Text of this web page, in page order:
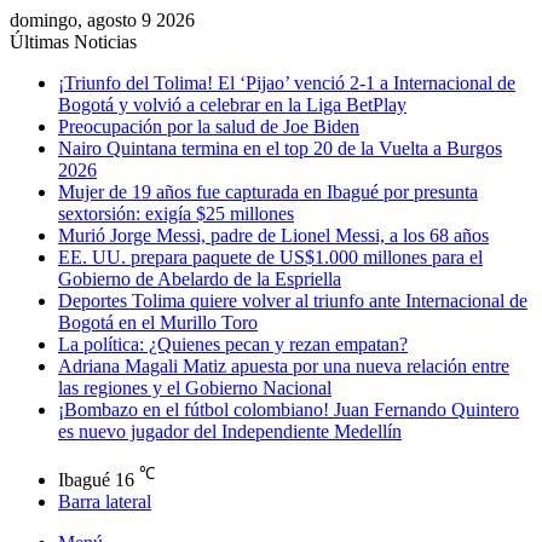
domingo, agosto 9 2026
Últimas Noticias
¡Triunfo del Tolima! El ‘Pijao’ venció 2-1 a Internacional de
Bogotá y volvió a celebrar en la Liga BetPlay
Preocupación por la salud de Joe Biden
Nairo Quintana termina en el top 20 de la Vuelta a Burgos
2026
Mujer de 19 años fue capturada en Ibagué por presunta
sextorsión: exigía $25 millones
Murió Jorge Messi, padre de Lionel Messi, a los 68 años
EE. UU. prepara paquete de US$1.000 millones para el
Gobierno de Abelardo de la Espriella
Deportes Tolima quiere volver al triunfo ante Internacional de
Bogotá en el Murillo Toro
La política: ¿Quienes pecan y rezan empatan?
Adriana Magali Matiz apuesta por una nueva relación entre
las regiones y el Gobierno Nacional
¡Bombazo en el fútbol colombiano! Juan Fernando Quintero
es nuevo jugador del Independiente Medellín
Ibagué 16 ℃
Barra lateral